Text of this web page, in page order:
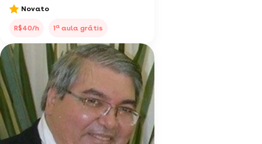
Novato
R$40/h 1a aula grátis